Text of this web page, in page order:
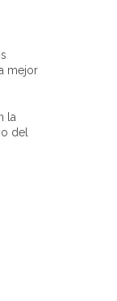
mejor
la
del